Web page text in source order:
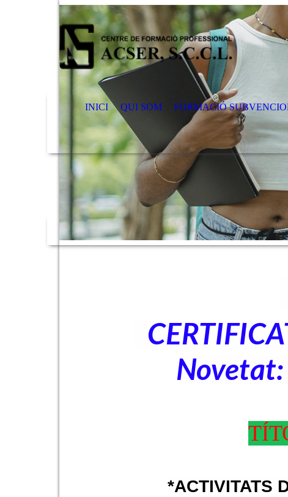
INICI QUI SOM FORMACIÓ
*ACTIVITATS